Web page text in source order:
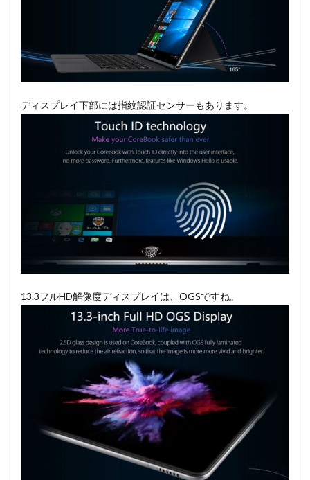
ディスプレイ下部には指紋認証センサーもあります。
13.3フルHD解像度ディスプレイは、OGSですね。